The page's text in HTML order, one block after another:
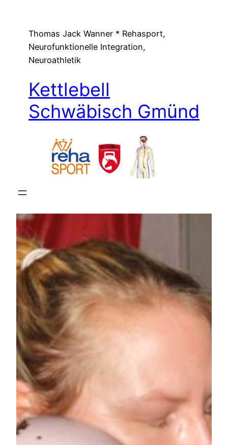
springenThomas Jack Wanner * Rehasport,
Neurofunktionelle Integration,
Neuroathletik
Kettlebell
Schwäbisch Gmünd